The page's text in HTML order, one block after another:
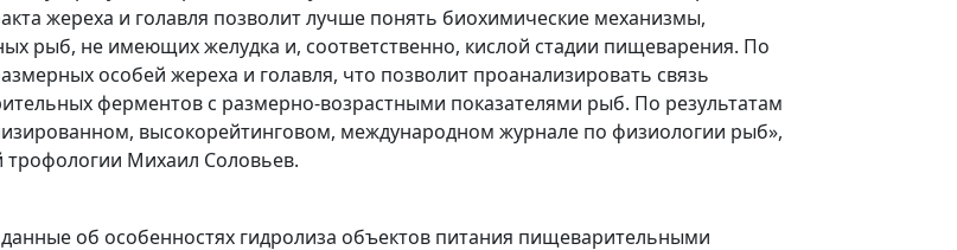
жереха и голавля позволит лучше понять биохимические механизмы,
рыб, не имеющих желудка и, соответственно, кислой стадии пищеварения. По
особей жереха и голавля, что позволит проанализировать связь
ферментов с размерно-возрастными показателями рыб. По результатам
высокорейтинговом, международном журнале по физиологии рыб»,
трофологии Михаил Соловьев.
об особенностях гидролиза объектов питания пищеварительными